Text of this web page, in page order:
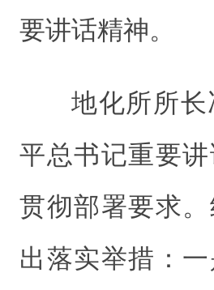
要讲话精神。
地化所所
平总书记重要
贯彻部署要求
出落实举措：